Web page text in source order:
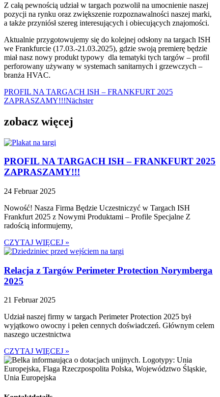
Z całą pewnością udział w targach pozwolił na umocnienie naszej
pozycji na rynku oraz zwiększenie rozpoznawalności naszej marki,
a także przyniósł szereg interesujących i obiecujących znajomości.
Aktualnie przygotowujemy się do kolejnej odsłony na targach ISH
we Frankfurcie (17.03.-21.03.2025), gdzie swoją premierę będzie
miał nasz nowy produkt typowy dla tematyki tych targów – profil
perforowany używany w systemach sanitarnych i grzewczych –
branża HVAC.
PROFIL NA TARGACH ISH – FRANKFURT 2025
ZAPRASZAMY!!!Nächster
zobacz więcej
PROFIL NA TARGACH ISH – FRANKFURT 2025
ZAPRASZAMY!!!
24 Februar 2025
Nowość! Nasza Firma Będzie Uczestniczyć w Targach ISH
Frankfurt 2025 z Nowymi Produktami – Profile Specjalne Z
radością informujemy,
CZYTAJ WIĘCEJ »
Relacja z Targów Perimeter Protection Norymberga
2025
21 Februar 2025
Udział naszej firmy w targach Perimeter Protection 2025 był
wyjątkowo owocny i pełen cennych doświadczeń. Głównym celem
naszego uczestnictwa
CZYTAJ WIĘCEJ »